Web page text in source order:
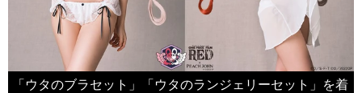
「ウタのブラセット」「ウタのランジェリーセット」を着